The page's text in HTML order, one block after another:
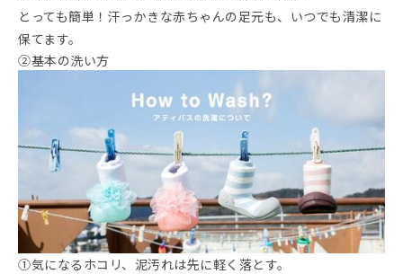
とっても簡単！汗っかきな赤ちゃんの足元も、いつでも清潔に
保てます。
②基本の洗い方
①気になるホコリ、泥汚れは先に軽く落とす。